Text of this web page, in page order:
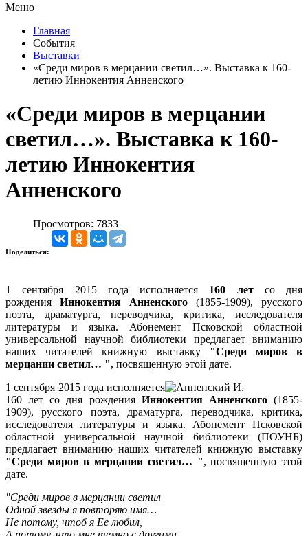
Меню
Главная
События
Выставки
«Среди миров в мерцании светил…». Выставка к 160-
летию Иннокентия Анненского
«Среди миров в мерцании
светил…». Выставка к 160-
летию Иннокентия
Анненского
Просмотров: 7833
Поделиться:
1 сентября 2015 года исполняется 160 летсо дня
рождения Иннокентия Анненского (1855-1909), русского
поэта, драматурга, переводчика, критика, исследователя
литературы и языка. Абонемент Псковской областной
универсальной научной библиотеки предлагает вниманию
наших читателей книжную выставку "Среди миров в
мерцании светил… ", посвященную этой дате.
1 сентября 2015 года исполняется
160 лет со дня рождения Иннокентия Анненского(1855-
1909), русского поэта, драматурга, переводчика, критика,
исследователя литературы и языка. Абонемент Псковской
областной универсальной научной библиотеки (ПОУНБ)
предлагает вниманию наших читателей книжную выставку
"Среди миров в мерцании светил… ", посвященную этой
дате.
"Среди миров в мерцании светил
Одной звезды я повторяю имя…
Не потому, чтоб я Ее любил,